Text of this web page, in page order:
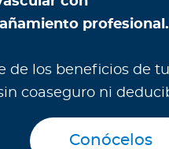
profesional.
de los beneficios de tu
coaseguro ni
Conócelos